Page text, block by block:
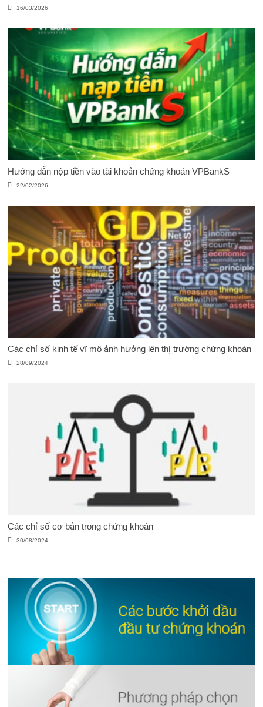
16/03/2026
Hướng dẫn nộp tiền vào tài khoản chứng khoán VPBankS
22/02/2026
Các chỉ số kinh tế vĩ mô ảnh hưởng lên thị trường chứng khoán
28/09/2024
Các chỉ số cơ bản trong chứng khoán
30/08/2024